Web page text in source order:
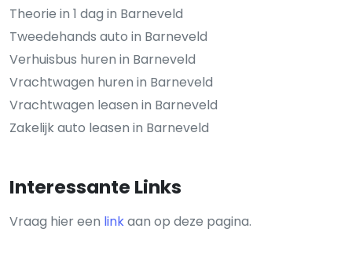
Theorie in 1 dag in Barneveld
Tweedehands auto in Barneveld
Verhuisbus huren in Barneveld
Vrachtwagen huren in Barneveld
Vrachtwagen leasen in Barneveld
Zakelijk auto leasen in Barneveld
Interessante Links
Vraag hier een linkaan op deze pagina.